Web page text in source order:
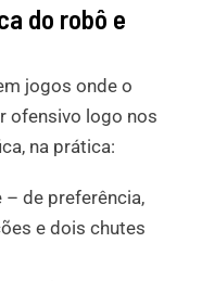
do robô e
jogos onde o
ofensivo logo nos
na prática:
– de preferência,
e dois chutes